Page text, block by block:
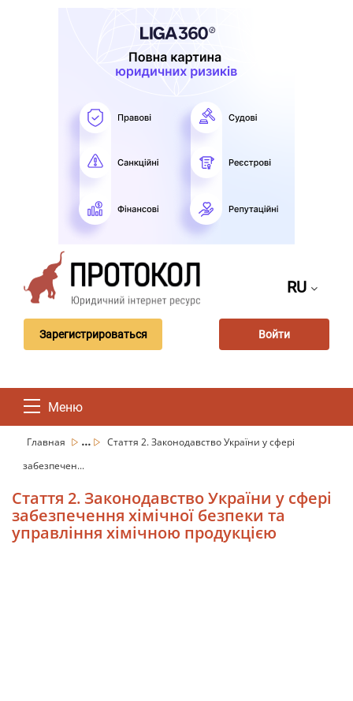
RU
Зарегистрироваться Войти
Меню
Главная ...
Стаття 2. Законодавство України у сфері
забезпечен...
Стаття 2. Законодавство України у сфері
забезпечення хімічної безпеки та
управління хімічною продукцією